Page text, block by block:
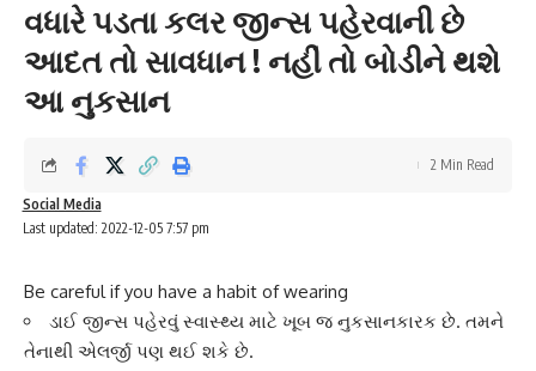
વધારે પડતા કલર જીન્સ પહેરવાની છે
આદત તો સાવધાન ! નહીં તો બોડીને થશે
આ નુકસાન
Last updated: 2022-12-05 7:57 pm
Social Media
2 Min Read
Be careful if you have a habit of wearing
ડાઈ જીન્સ પહેરવું સ્વાસ્થ્ય માટે ખૂબ જ નુકસાનકારક છે. તમને
તેનાથી એલર્જી પણ થઈ શકે છે.